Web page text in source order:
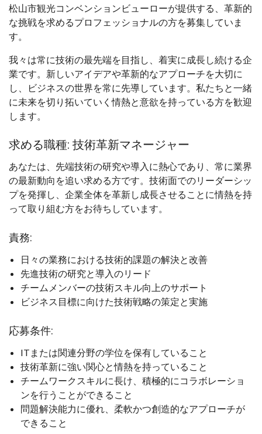
松山市観光コンベンションビューローが提供する、革新的
な挑戦を求めるプロフェッショナルの方を募集していま
す。
我々は常に技術の最先端を目指し、着実に成長し続ける企
業です。新しいアイデアや革新的なアプローチを大切に
し、ビジネスの世界を常に先導しています。私たちと一緒
に未来を切り拓いていく情熱と意欲を持っている方を歓迎
します。
求める職種: 技術革新マネージャー
あなたは、先端技術の研究や導入に熱心であり、常に業界
の最新動向を追い求める方です。技術面でのリーダーシッ
プを発揮し、企業全体を革新し成長させることに情熱を持
って取り組む方をお待ちしています。
責務:
日々の業務における技術的課題の解決と改善
先進技術の研究と導入のリード
チームメンバーの技術スキル向上のサポート
ビジネス目標に向けた技術戦略の策定と実施
応募条件:
ITまたは関連分野の学位を保有していること
技術革新に強い関心と情熱を持っていること
チームワークスキルに長け、積極的にコラボレーショ
ンを行うことができること
問題解決能力に優れ、柔軟かつ創造的なアプローチが
できること